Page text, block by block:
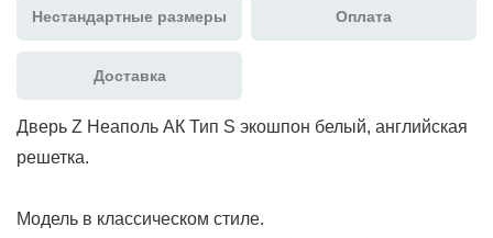
Нестандартные размеры Оплата
Доставка
Дверь Z Неаполь АК Тип S экошпон белый, английская
решетка.
Модель в классическом стиле.